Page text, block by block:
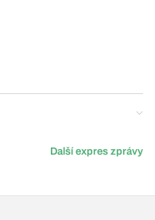
Další expres zprávy